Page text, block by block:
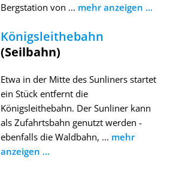
Bergstation von ... mehr anzeigen ...
Königsleithebahn
(Seilbahn)
Etwa in der Mitte des Sunliners startet
ein Stück entfernt die
Königsleithebahn. Der Sunliner kann
als Zufahrtsbahn genutzt werden -
ebenfalls die Waldbahn, ... mehr
anzeigen ...